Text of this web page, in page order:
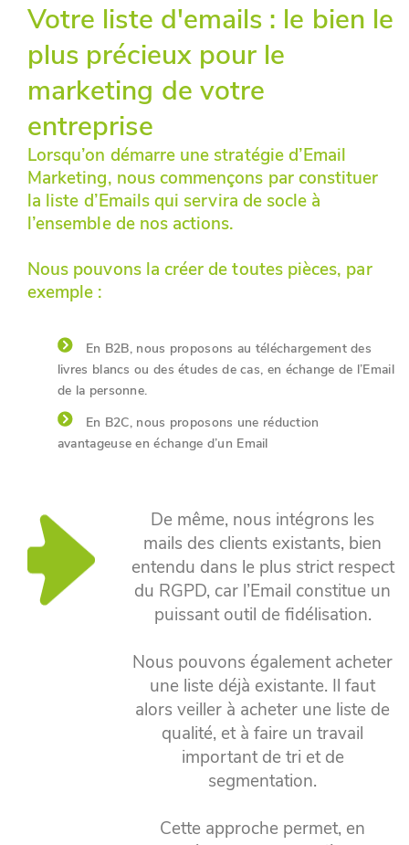
Votre liste d'emails : le bien le
plus précieux pour le
marketing de votre
entreprise
Lorsqu’on démarre une stratégie d’Email
Marketing, nous commençons par constituer
la liste d’Emails qui servira de socle à
l’ensemble de nos actions.
Nous pouvons la créer de toutes pièces, par
exemple :
En B2B, nous proposons au téléchargement des
livres blancs ou des études de cas, en échange de l’Email
de la personne.
En B2C, nous proposons une réduction
avantageuse en échange d’un Email
De même, nous intégrons les
mails des clients existants, bien
entendu dans le plus strict respect
du RGPD, car l’Email constitue un
puissant outil de fidélisation.
Nous pouvons également acheter
une liste déjà existante. Il faut
alors veiller à acheter une liste de
qualité, et à faire un travail
important de tri et de
segmentation.
Cette approche permet, en